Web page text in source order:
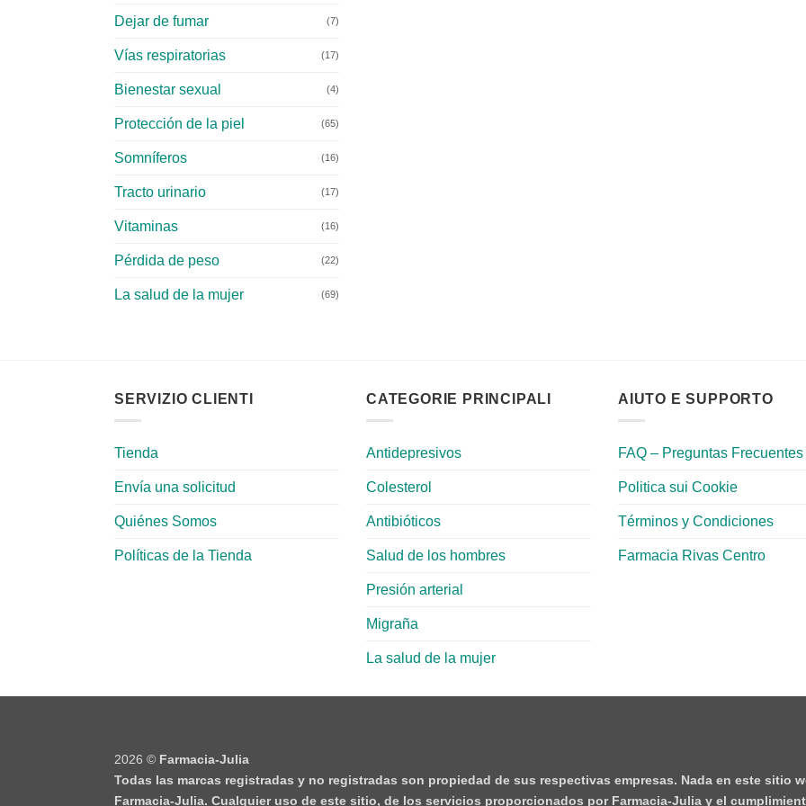
Dejar de fumar (7)
Vías respiratorias (17)
Bienestar sexual (4)
Protección de la piel (65)
Somníferos (16)
Tracto urinario (17)
Vitaminas (16)
Pérdida de peso (22)
La salud de la mujer (69)
SERVIZIO CLIENTI
Tienda
Envía una solicitud
Quiénes Somos
Políticas de la Tienda
CATEGORIE PRINCIPALI
Antidepresivos
Colesterol
Antibióticos
Salud de los hombres
Presión arterial
Migraña
La salud de la mujer
AIUTO E SUPPORTO
FAQ – Preguntas Frecuentes
Politica sui Cookie
Términos y Condiciones
Farmacia Rivas Centro
2026 © Farmacia-Julia
Todas las marcas registradas y no registradas son propiedad de sus respectivas empresas. Nada en este sitio
Farmacia-Julia. Cualquier uso de este sitio, de los servicios proporcionados por Farmacia-Julia y el